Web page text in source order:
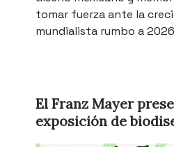
tomar fuerza ante la
mundialista rumbo a
El Franz Mayer
exposición de